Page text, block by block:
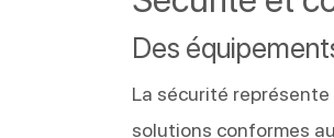
Des
La sécurité
solutions conformes